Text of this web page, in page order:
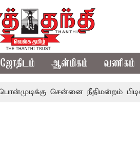
ஜோதிடம் ஆன்மிகம் வணிகம்
சென்னை நீதிமன்றம்